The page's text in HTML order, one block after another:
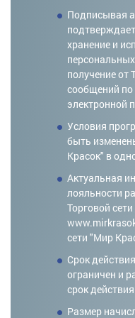
Подписывая
хранение и
получение от
сообщений
электронной
Условия
быть
Красок" в
Актуальная
лояльности
Торговой
сети "Мир
Срок
ограничен и
срок
Размер